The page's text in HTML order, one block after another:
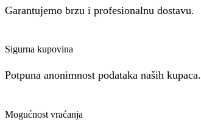
Garantujemo brzu i profesionalnu dostavu.
Sigurna kupovina
Potpuna anonimnost podataka naših kupaca.
Mogućnost vraćanja